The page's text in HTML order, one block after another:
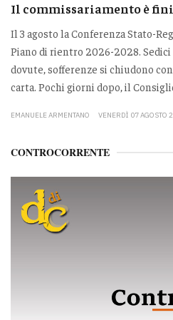
Il commissariamento è
Il 3 agosto la Conferenza Stato-
Piano di rientro 2026-2028.
dovute, sofferenze si chiudono
carta. Pochi giorni dopo, il
EMANUELE ARMENTANO VENERDÌ 07 AGOSTO
CONTROCORRENTE